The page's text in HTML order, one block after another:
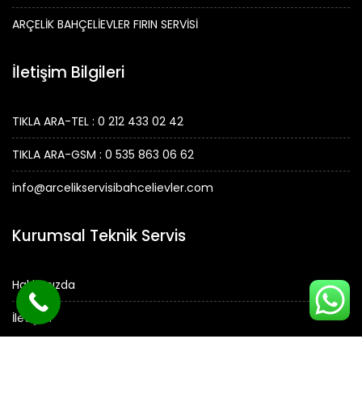
ARÇELİK BAHÇELİEVLER FIRIN SERVİSİ
İletişim Bilgileri
TIKLA ARA-TEL : 0 212 433 02 42
TIKLA ARA-GSM : 0 535 863 06 62
info@arcelikservisibahcelievler.com
Kurumsal Teknik Servis
Hakkımızda
İletişim